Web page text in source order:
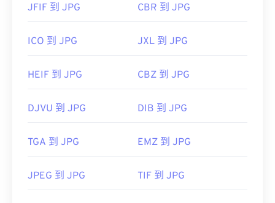
JFIF 到 JPG CBR 到 JPG
ICO 到 JPG JXL 到 JPG
HEIF 到 JPG CBZ 到 JPG
DJVU 到 JPG DIB 到 JPG
TGA 到 JPG EMZ 到 JPG
JPEG 到 JPG TIF 到 JPG